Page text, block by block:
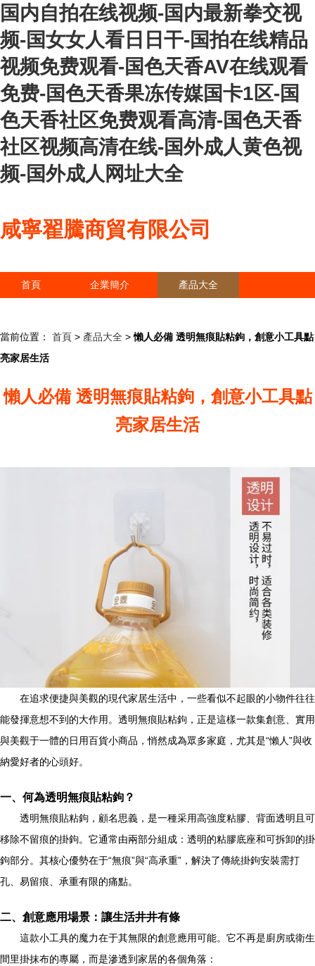
国内自拍在线视频-国内最新拳交视
频-国女女人看日日干-国拍在线精品
视频免费观看-国色天香AV在线观看
免费-国色天香果冻传媒国卡1区-国
色天香社区免费观看高清-国色天香
社区视频高清在线-国外成人黄色视
频-国外成人网址大全
咸寧翟騰商貿有限公司
首頁 企業簡介 產品大全
當前位置： 首頁 > 產品大全 > 懶人必備 透明無痕貼粘鉤，創意小工具點
亮家居生活
懶人必備 透明無痕貼粘鉤，創意小工具點
亮家居生活
在追求便捷與美觀的現代家居生活中，一些看似不起眼的小物件往往
能發揮意想不到的大作用。透明無痕貼粘鉤，正是這樣一款集創意、實用
與美觀于一體的日用百貨小商品，悄然成為眾多家庭，尤其是“懶人”與收
納愛好者的心頭好。
一、何為透明無痕貼粘鉤？
透明無痕貼粘鉤，顧名思義，是一種采用高強度粘膠、背面透明且可
移除不留痕的掛鉤。它通常由兩部分組成：透明的粘膠底座和可拆卸的掛
鉤部分。其核心優勢在于“無痕”與“高承重”，解決了傳統掛鉤安裝需打
孔、易留痕、承重有限的痛點。
二、創意應用場景：讓生活井井有條
這款小工具的魔力在于其無限的創意應用可能。它不再是廚房或衛生
間里掛抹布的專屬，而是滲透到家居的各個角落：